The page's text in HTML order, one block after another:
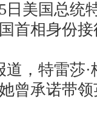
美国总统
首相身份
，特雷莎·
曾承诺带